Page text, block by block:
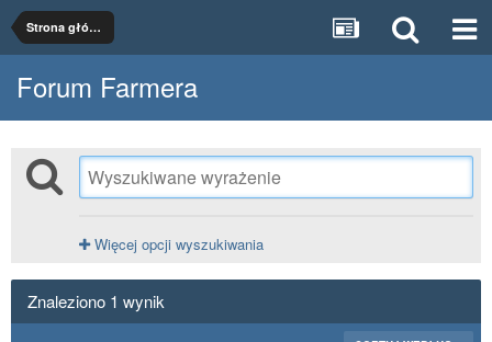
Strona główna
Forum Farmera
Więcej opcji wyszukiwania
Znaleziono 1 wynik